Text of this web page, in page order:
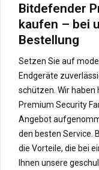
Bitdefender
kaufen – bei
Bestellung
Setzen Sie auf
Endgeräte
schützen. Wir
Premium Security
Angebot
den besten Service.
die Vorteile, die bei
Ihnen unsere